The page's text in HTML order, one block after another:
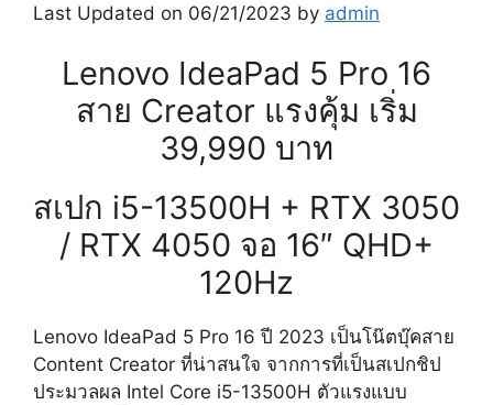
Last Updated on 06/21/2023 by admin
Lenovo IdeaPad 5 Pro 16
สาย Creator แรงคุ้ม เริ่ม
39,990 บาท
สเปก i5-13500H + RTX 3050
/ RTX 4050 จอ 16″ QHD+
120Hz
Lenovo IdeaPad 5 Pro 16 ปี 2023 เป็นโน๊ตบุ๊คสาย
Content Creator ที่น่าสนใจ จากการที่เป็นสเปกชิป
ประมวลผล Intel Core i5-13500H ตัวแรงแบบ